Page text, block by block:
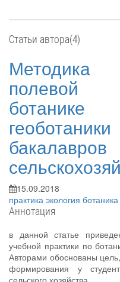
Статьи автора(4)
полевой
15.09.2018
практика экология ботаника
Аннотация
в данной статье
учебной практики по
Авторами обоснованы
формирования у
сельского хозяйства.